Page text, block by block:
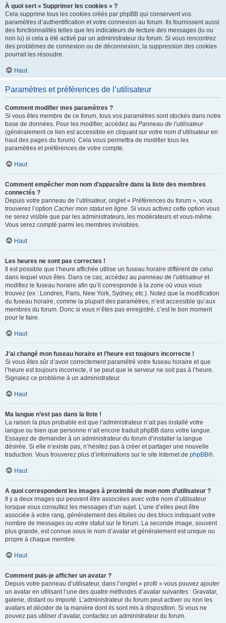
À quoi sert « Supprimer les cookies » ?
Cela supprime tous les cookies créés par phpBB qui conservent vos
paramètres d’authentification et votre connexion au forum. Ils fournissent aussi
des fonctionnalités telles que les indicateurs de lecture des messages (lu ou
non lu) si cela a été activé par un administrateur du forum. Si vous rencontrez
des problèmes de connexion ou de déconnexion, la suppression des cookies
pourrait les résoudre.
Haut
Paramètres et préférences de l’utilisateur
Comment modifier mes paramètres ?
Si vous êtes membre de ce forum, tous vos paramètres sont stockés dans notre
base de données. Pour les modifier, accédez au Panneau de l’utilisateur
(généralement ce lien est accessible en cliquant sur votre nom d’utilisateur en
haut des pages du forum). Cela vous permettra de modifier tous les
paramètres et préférences de votre compte.
Haut
Comment empêcher mon nom d’apparaître dans la liste des membres
connectés ?
Depuis votre panneau de l’utilisateur, onglet « Préférences du forum », vous
trouverez l’option Cacher mon statut en ligne. Si vous activez cette option vous
ne serez visible que par les administrateurs, les modérateurs et vous-même.
Vous serez compté parmi les membres invisibles.
Haut
Les heures ne sont pas correctes !
Il est possible que l’heure affichée utilise un fuseau horaire différent de celui
dans lequel vous êtes. Dans ce cas, accédez au panneau de l’utilisateuret
modifiez le fuseau horaire afin qu’il corresponde à la zone où vous vous
trouvez (ex : Londres, Paris, New York, Sydney, etc.). Notez que la modification
du fuseau horaire, comme la plupart des paramètres, n’est accessible qu’aux
membres du forum. Donc si vous n’êtes pas enregistré, c’est le bon moment
pour le faire.
Haut
J’ai changé mon fuseau horaire et l’heure est toujours incorrecte !
Si vous êtes sûr d’avoir correctement paramétré votre fuseau horaire et que
l’heure est toujours incorrecte, il se peut que le serveur ne soit pas à l’heure.
Signalez ce problème à un administrateur.
Haut
Ma langue n’est pas dans la liste !
La raison la plus probable est que l’administrateur n’ait pas installé votre
langue ou bien que personne n’ait encore traduit phpBB dans votre langue.
Essayez de demander à un administrateur du forum d’installer la langue
désirée. Si elle n’existe pas, n’hésitez pas à créer et partager une nouvelle
traduction. Vous trouverez plus d’informations sur le site Internet de phpBB®.
Haut
A quoi correspondent les images à proximité de mon nom d’utilisateur ?
Il y a deux images qui peuvent être associées avec votre nom d’utilisateur
lorsque vous consultez les messages d’un sujet. L’une d’elles peut être
associée à votre rang, généralement des étoiles ou des blocs indiquant votre
nombre de messages ou votre statut sur le forum. La seconde image, souvent
plus grande, est connue sous le nom d’avatar et généralement est unique ou
propre à chaque membre.
Haut
Comment puis-je afficher un avatar ?
Depuis votre panneau d’utilisateur, dans l’onglet « profil » vous pouvez ajouter
un avatar en utilisant l’une des quatre méthodes d’avatar suivantes : Gravatar,
galerie, distant ou importé. L’administrateur du forum peut activer ou non les
avatars et décider de la manière dont ils sont mis à disposition. Si vous ne
pouvez pas utiliser d’avatar, contactez un administrateur du forum.